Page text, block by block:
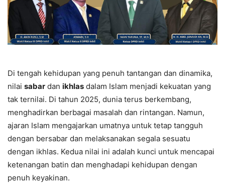
Di tengah kehidupan yang penuh tantangan dan dinamika,
nilai sabar dan ikhlas dalam Islam menjadi kekuatan yang
tak ternilai. Di tahun 2025, dunia terus berkembang,
menghadirkan berbagai masalah dan rintangan. Namun,
ajaran Islam mengajarkan umatnya untuk tetap tangguh
dengan bersabar dan melaksanakan segala sesuatu
dengan ikhlas. Kedua nilai ini adalah kunci untuk mencapai
ketenangan batin dan menghadapi kehidupan dengan
penuh keyakinan.